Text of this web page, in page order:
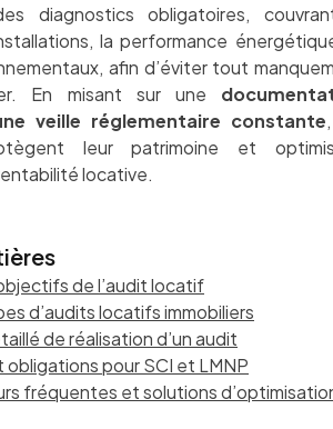
diagnostics obligatoires,
la performance
afin d’éviter tout
En misant sur une
veille réglementaire constante
leur patrimoine et
locative.
de l’audit locatif
d’audits locatifs immobiliers
de réalisation d’un audit
obligations pour SCI et LMNP
fréquentes et solutions